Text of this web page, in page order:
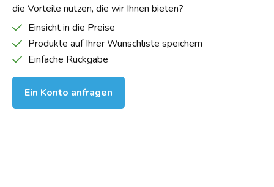
die Vorteile nutzen, die wir Ihnen bieten?
Einsicht in die Preise
Produkte auf Ihrer Wunschliste speichern
Einfache Rückgabe
Ein Konto anfragen